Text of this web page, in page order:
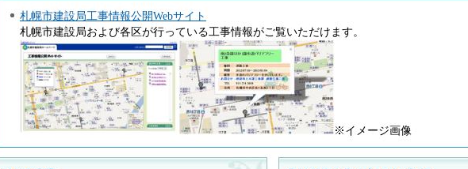
札幌市建設局工事情報公開Webサイト
札幌市建設局および各区が行っている工事情報がご覧いただけます。
※イメージ画像